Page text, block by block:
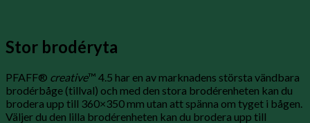
Stor brodéryta
PFAFF® creative™ 4.5 har en av marknadens största vändbara
brodérbåge (tillval) och med den stora brodérenheten kan du
brodera upp till 360×350 mm utan att spänna om tyget i bågen.
Väljer du den lilla brodérenheten kan du brodera upp till